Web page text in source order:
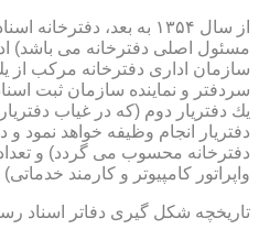
از سال ۱۳۵۴ به بعد،
مسئول اصلی دفترخانه می باشد)
سازمان اداری دفترخانه مركب از
سردفتر و نماینده سازمان ثبت
یك دفتریار دوم (كه در غیاب
دفتریار انجام وظیفه خواهد نمود و
دفترخانه محسوب می گردد) و
واپراتور كامپیوتر و كارمند
تاریخچه شكل گیری دفاتر اسناد